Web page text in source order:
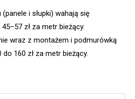
i słupki) wahają się
zł za metr bieżący.
wraz z montażem i podmurówką
160 zł za metr bieżący.